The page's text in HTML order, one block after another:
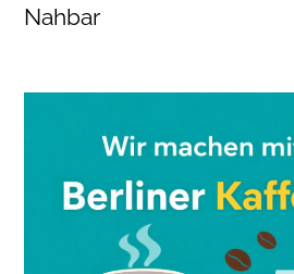
Nahbar